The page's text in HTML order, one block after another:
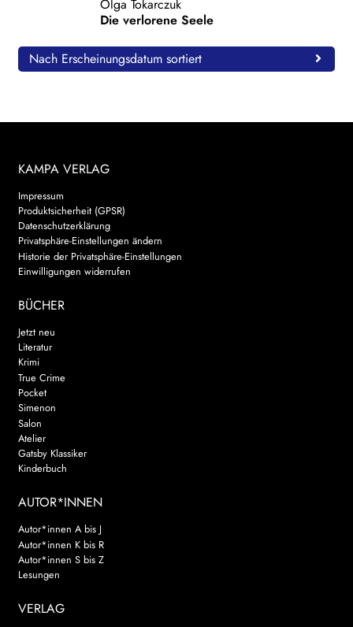
WEITERE VERLAGE
Olga Tokarczuk
Die verlorene Seele
Nach Erscheinungsdatum sortiert
KAMPA VERLAG
Impressum
Produktsicherheit (GPSR)
Datenschutzerklärung
Privatsphäre-Einstellungen ändern
Historie der Privatsphäre-Einstellungen
Einwilligungen widerrufen
BÜCHER
Jetzt neu
Literatur
Krimi
True Crime
Pocket
Simenon
Salon
Atelier
Gatsby Klassiker
Kinderbuch
AUTOR*INNEN
Autor*innen A bis J
Autor*innen K bis R
Autor*innen S bis Z
Lesungen
VERLAG